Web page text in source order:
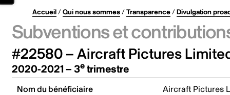
Accueil/Qui nous sommes/Transparence/Divulgation
Subventions et
#22580 – Aircraft Pictures
2020-2021 – 3etrimestre
Nom du bénéficiaire Aircraft Pictures